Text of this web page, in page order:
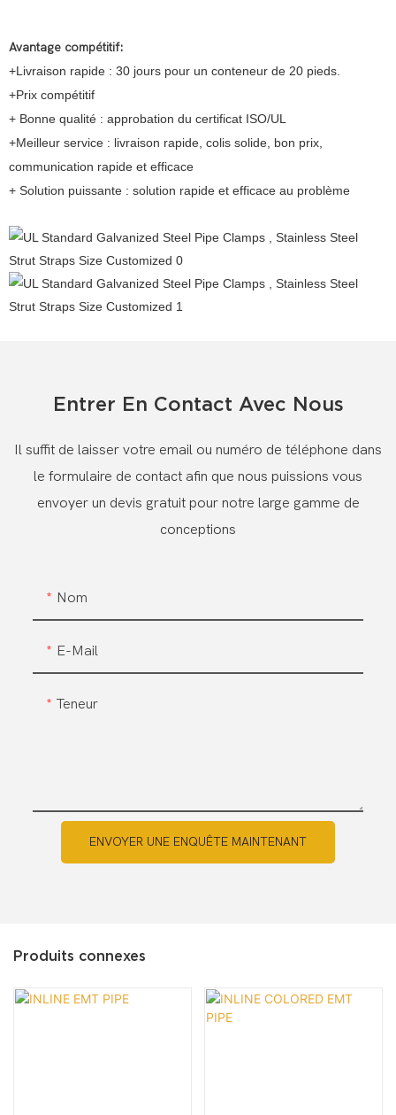
Avantage compétitif:
+Livraison rapide : 30 jours pour un conteneur de 20 pieds.
+Prix compétitif
+ Bonne qualité : approbation du certificat ISO/UL
+Meilleur service : livraison rapide, colis solide, bon prix,
communication rapide et efficace
+ Solution puissante : solution rapide et efficace au problème
Entrer En Contact Avec Nous
Il suffit de laisser votre email ou numéro de téléphone dans
le formulaire de contact afin que nous puissions vous
envoyer un devis gratuit pour notre large gamme de
conceptions
Nom
E-Mail
Teneur
ENVOYER UNE ENQUÊTE MAINTENANT
Produits connexes